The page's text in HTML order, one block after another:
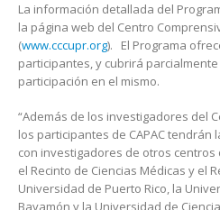
La información detallada del
la página web del Centro
(www.cccupr.org). El Programa
participantes, y cubrirá
participación en el mismo.
“Además de los investigadores del
los participantes de CAPAC
con investigadores de otros centros
el Recinto de Ciencias Médicas y el
Universidad de Puerto Rico, la
Bayamón y la Universidad de